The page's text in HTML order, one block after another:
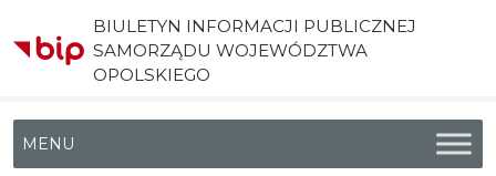
BIULETYN INFORMACJI PUBLICZNEJ
SAMORZĄDU WOJEWÓDZTWA
OPOLSKIEGO
Menu główne